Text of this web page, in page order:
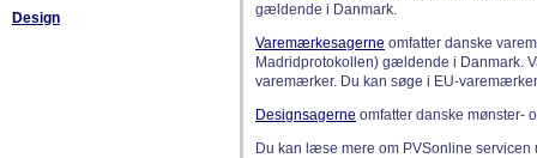
Design
gældende i Danmark.
Varemærkesagerne omfatter danske
Madridprotokollen) gældende i Danmark.
varemærker. Du kan søge i EU-
Designsagerne omfatter danske mønster-
Du kan læse mere om PVSonline